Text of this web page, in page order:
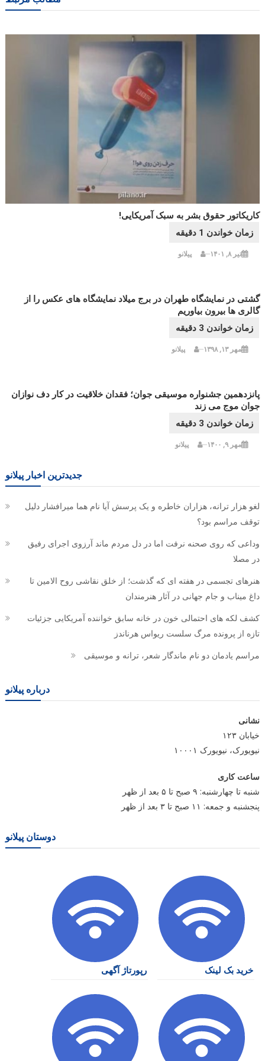
کاریکاتور حقوق بشر به سبک آمریکایی!
تیر ۸, ۱۴۰۱ پیلانو
گشتی در نمایشگاه طهران در برج میلاد نمایشگاه های عکس را از
گالری ها بیرون بیاوریم
مهر ۱۳, ۱۳۹۸ پیلانو
پانزدهمین جشنواره موسیقی جوان؛ فقدان خلاقیت در کار دف نوازان
جوان موج می زند
مهر ۹, ۱۴۰۰ پیلانو
جدیدترین اخبار پیلانو
لغو هزار ترانه، هزاران خاطره و یک پرسش آیا نام هما میرافشار دلیل
توقف مراسم بود؟
وداعی که روی صحنه نرفت اما در دل مردم ماند آرزوی اجرای رفیق
در مصلا
هنرهای تجسمی در هفته ای که گذشت؛ از خلق نقاشی روح الامین تا
داغ میناب و جام جهانی در آثار هنرمندان
کشف لکه های احتمالی خون در خانه سابق خواننده آمریکایی جزئیات
تازه از پرونده مرگ سلست ریواس هرناندز
مراسم یادمان دو نام ماندگار شعر، ترانه و موسیقی
درباره پیلانو
نشانی
خیابان ۱۲۳
نیویورک، نیویورک ۱۰۰۰۱
ساعت کاری
شنبه تا چهارشنبه: ۹ صبح تا ۵ بعد از ظهر
پنجشنبه و جمعه: ۱۱ صبح تا ۳ بعد از ظهر
دوستان پیلانو
خرید بک لینک رپورتاژ آگهی